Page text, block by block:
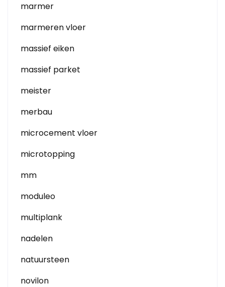
marmer
marmeren vloer
massief eiken
massief parket
meister
merbau
microcement vloer
microtopping
mm
moduleo
multiplank
nadelen
natuursteen
novilon